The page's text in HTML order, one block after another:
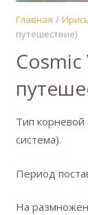
Главная /
путешествие)
Тип
система).
Период
На